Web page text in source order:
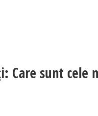
Care sunt cele